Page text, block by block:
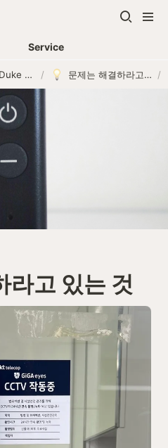
Service
Duke Story / 문제는 해결하라고 있는 것 /
라고 있는 것